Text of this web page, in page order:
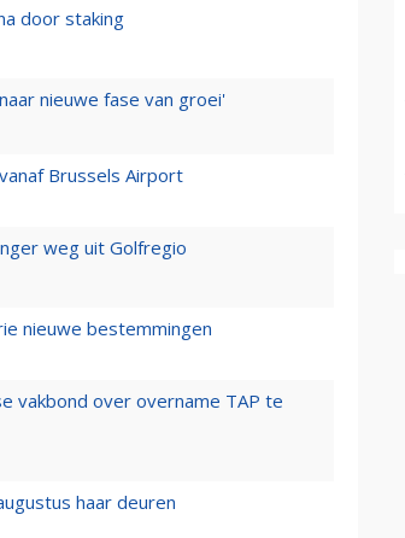
door staking
nieuwe fase van groei'
Brussels Airport
weg uit Golfregio
nieuwe bestemmingen
vakbond over overname TAP te
haar deuren